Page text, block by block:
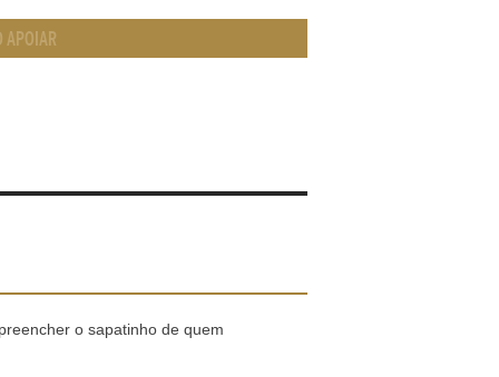
APOIAR
o sapatinho de quem